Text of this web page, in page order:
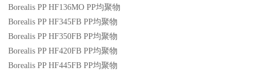
Borealis PP HF136MO PP均聚物
Borealis PP HF345FB PP均聚物
Borealis PP HF350FB PP均聚物
Borealis PP HF420FB PP均聚物
Borealis PP HF445FB PP均聚物